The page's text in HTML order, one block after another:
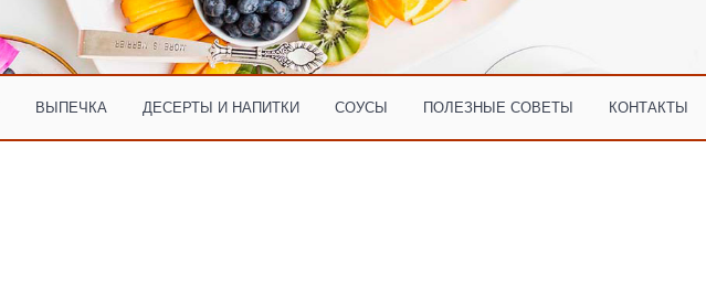
ВЫПЕЧКА ДЕСЕРТЫ И НАПИТКИ СОУСЫ ПОЛЕЗНЫЕ СОВЕТЫ КОНТАКТЫ